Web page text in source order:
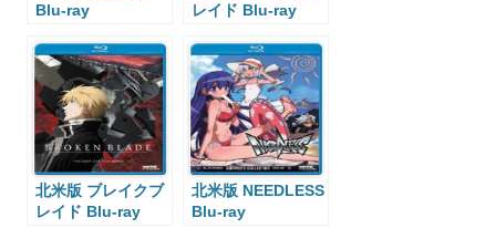
Blu-ray
レイド Blu-ray
北米版 ブレイクブ
レイド Blu-ray
北米版 NEEDLESS
Blu-ray